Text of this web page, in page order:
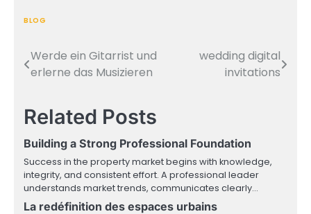
BLOG
Post
Werde ein Gitarrist und
erlerne das Musizieren
wedding digital
invitations
Related Posts
Building a Strong Professional Foundation
Success in the property market begins with knowledge,
integrity, and consistent effort. A professional leader
understands market trends, communicates clearly…
La redéfinition des espaces urbains